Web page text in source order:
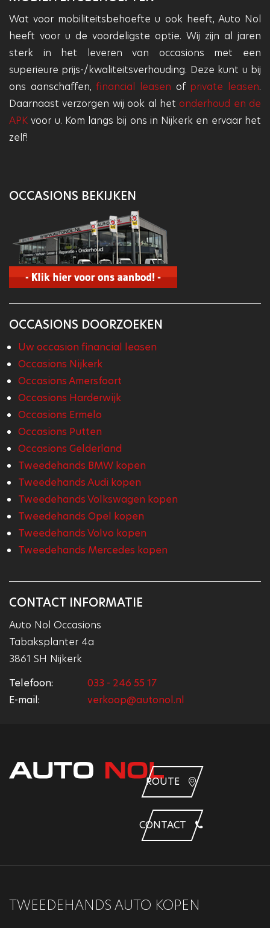
Wat voor mobiliteitsbehoefte u ook heeft, Auto Nol
heeft voor u de voordeligste optie. Wij zijn al jaren
sterk in het leveren van occasions met een
superieure prijs-/kwaliteitsverhouding. Deze kunt u bij
ons aanschaffen,financial leasen of private leasen.
Daarnaast verzorgen wij ook al het onderhoud en de
APK voor u. Kom langs bij ons in Nijkerk en ervaar het
zelf!
OCCASIONS BEKIJKEN
OCCASIONS DOORZOEKEN
Uw occasion financial leasen
Occasions Nijkerk
Occasions Amersfoort
Occasions Harderwijk
Occasions Ermelo
Occasions Putten
Occasions Gelderland
Tweedehands BMW kopen
Tweedehands Audi kopen
Tweedehands Volkswagen kopen
Tweedehands Opel kopen
Tweedehands Volvo kopen
Tweedehands Mercedes kopen
CONTACT INFORMATIE
Auto Nol Occasions
Tabaksplanter 4a
3861 SH Nijkerk
Telefoon:
033 - 246 55 17
E-mail:
verkoop@autonol.nl
ROUTE
CONTACT
TWEEDEHANDS AUTO KOPEN